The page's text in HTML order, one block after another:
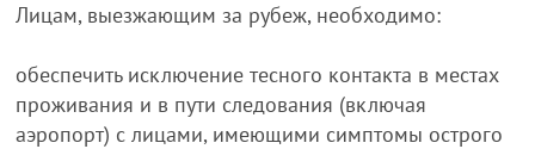
Лицам, выезжающим за рубеж, необходимо:
обеспечить исключение тесного контакта в местах
проживания и в пути следования (включая
аэропорт) с лицами, имеющими симптомы острого